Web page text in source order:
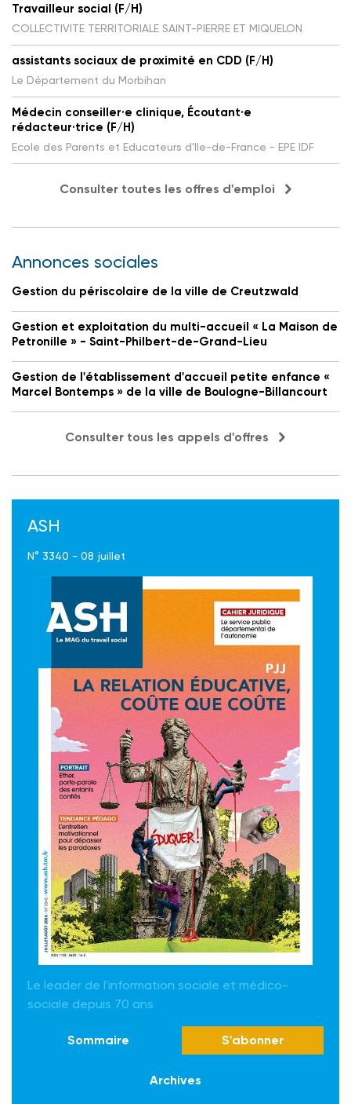
Travailleur social (F/H)
COLLECTIVITE TERRITORIALE SAINT-PIERRE ET MIQUELON
assistants sociaux de proximité en CDD (F/H)
Le Département du Morbihan
Médecin conseiller·e clinique, Écoutant·e
rédacteur·trice (F/H)
Ecole des Parents et Educateurs d'Ile-de-France - EPE IDF
Consulter toutes les offres d'emploi
Annonces sociales
Gestion du périscolaire de la ville de Creutzwald
Gestion et exploitation du multi-accueil « La Maison de
Petronille » - Saint-Philbert-de-Grand-Lieu
Gestion de l'établissement d'accueil petite enfance «
Marcel Bontemps » de la ville de Boulogne-Billancourt
Consulter tous les appels d'offres
ASH
N° 3340 - 08 juillet
Le leader de l'information sociale et médico-
sociale depuis 70 ans
Sommaire S'abonner
Archives